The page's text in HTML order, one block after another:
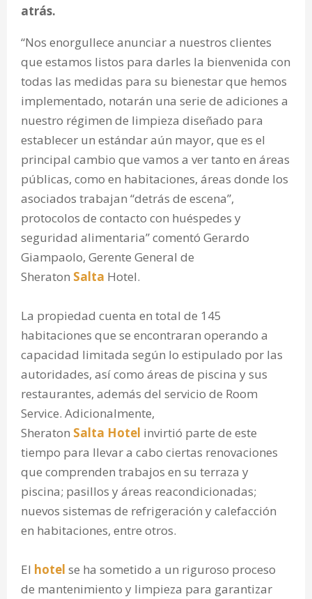
atrás.
“Nos enorgullece anunciar a nuestros clientes
que estamos listos para darles la bienvenida con
todas las medidas para su bienestar que hemos
implementado, notarán una serie de adiciones a
nuestro régimen de limpieza diseñado para
establecer un estándar aún mayor, que es el
principal cambio que vamos a ver tanto en áreas
públicas, como en habitaciones, áreas donde los
asociados trabajan “detrás de escena”,
protocolos de contacto con huéspedes y
seguridad alimentaria” comentó Gerardo
Giampaolo, Gerente General de
Sheraton Salta Hotel.
La propiedad cuenta en total de 145
habitaciones que se encontraran operando a
capacidad limitada según lo estipulado por las
autoridades, así como áreas de piscina y sus
restaurantes, además del servicio de Room
Service. Adicionalmente,
Sheraton Salta Hotel invirtió parte de este
tiempo para llevar a cabo ciertas renovaciones
que comprenden trabajos en su terraza y
piscina; pasillos y áreas reacondicionadas;
nuevos sistemas de refrigeración y calefacción
en habitaciones, entre otros.
El hotel se ha sometido a un riguroso proceso
de mantenimiento y limpieza para garantizar